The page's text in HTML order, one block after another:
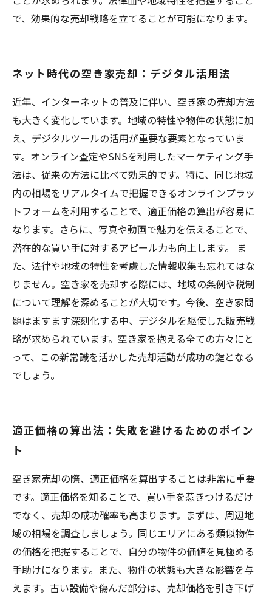
で、効果的な売却戦略を立てることが可能になります。
ネット時代の空き家売却：デジタル活用法
近年、インターネットの普及に伴い、空き家の売却方法
も大きく変化しています。地域の特性や物件の状態に加
え、デジタルツールの活用が重要な要素となっていま
す。オンライン査定やSNSを利用したマーケティング手
法は、従来の方法に比べて効果的です。特に、同じ地域
内の相場をリアルタイムで把握できるオンラインプラッ
トフォームを利用することで、適正価格の算出が容易に
なります。さらに、写真や動画で魅力を伝えることで、
潜在的な買い手に対するアピール力も向上します。 ま
た、法律や地域の特性を考慮した情報収集も忘れてはな
りません。空き家を売却する際には、地域の条例や税制
について理解を深めることが大切です。今後、空き家問
題はますます深刻化する中、デジタルを駆使した販売戦
略が求められています。空き家を抱える全ての方々にと
って、この新常識を活かした売却活動が成功の鍵となる
でしょう。
適正価格の算出法：失敗を避けるためのポイン
ト
空き家売却の際、適正価格を算出することは非常に重要
です。適正価格を知ることで、買い手を惹きつけるだけ
でなく、売却の成功確率も高まります。まずは、周辺地
域の相場を調査しましょう。同じエリアにある類似物件
の価格を把握することで、自分の物件の価値を見極める
手助けになります。また、物件の状態も大きな影響を与
えます。古い設備や傷んだ部分は、売却価格を引き下げ